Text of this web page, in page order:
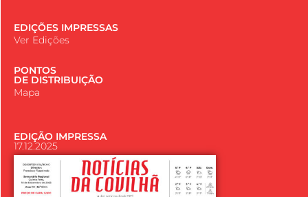
EDIÇÕES IMPRESSAS
Ver Edições
PONTOS
DE DISTRIBUIÇÃO
Mapa
EDIÇÃO IMPRESSA
17.12.2025